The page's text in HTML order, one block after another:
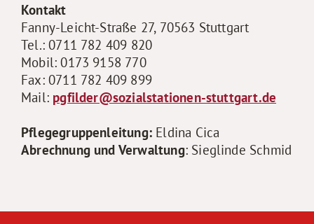
Kontakt
Fanny-Leicht-Straße 27, 70563 Stuttgart
Tel.: 0711 782 409 820
Mobil: 0173 9158 770
Fax: 0711 782 409 899
Mail: pgfilder@sozialstationen-stuttgart.de
Pflegegruppenleitung: Eldina Cica
Abrechnung und Verwaltung: Sieglinde Schmid